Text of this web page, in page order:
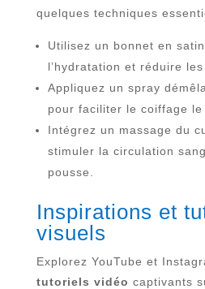
quelques techniques
Utilisez un bonnet en
l’hydratation et réduire les
Appliquez un spray
pour faciliter le coiffage le
Intégrez un massage du
stimuler la circulation
pousse.
Inspirations et
visuels
Explorez YouTube et
tutoriels vidéo captivants